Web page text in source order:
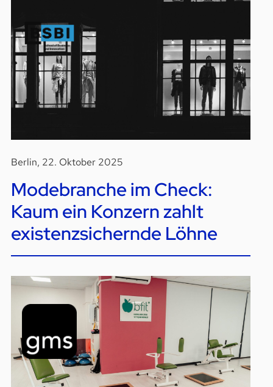
Berlin, 22. Oktober 2025
Modebranche im Check:
Kaum ein Konzern zahlt
existenzsichernde Löhne